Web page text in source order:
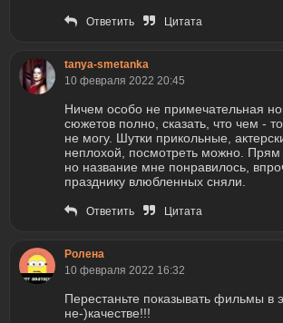
Ответить Цитата
tanya-smetanka
10 февраля 2022 20:45
Ничем особо не примечательная
сюжетов полно, сказать, что чем -
не могу. Шутки прикольные,
неплохой, посмотреть можно. Прям
но название мне понравилось,
празднику влюбленных сняли.
Ответить Цитата
Ролена
10 февраля 2022 16:32
Перестаньте показывать фильмы в
не-)качестве!!!